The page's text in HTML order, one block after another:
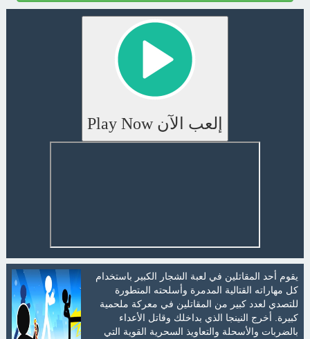
إلعب الآن Play Now
يقوم أحد المقاتلين في لعبة الشجار الكبير باستخدام
كل مهاراته القتالية المدمرة وأسلحته المتطورة
للتصدي لعدد كبير من المقاتلين في معركة ملحمية
كبيرة. أخرج النينجا الذي بداخلك وقاتل الأعداء
بالضربات والأسحلة والتعاويذ السحرية القوية التي